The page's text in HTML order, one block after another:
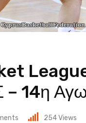
14η
254Views